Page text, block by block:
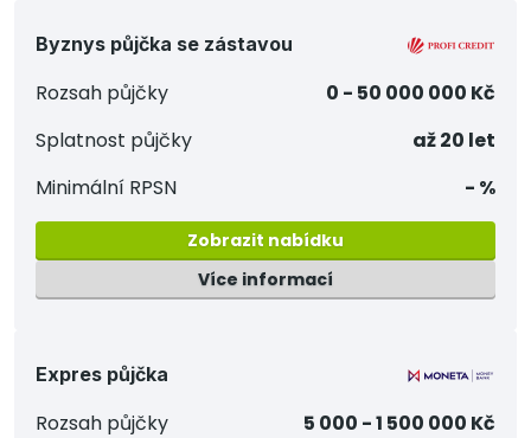
Byznys půjčka se zástavou
Rozsah půjčky
0 - 50 000 000 Kč
Splatnost půjčky
až 20 let
Minimální RPSN
- %
Zobrazit nabídku
Více informací
Expres půjčka
Rozsah půjčky
5 000 - 1 500 000 Kč